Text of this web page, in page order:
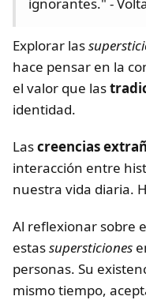
Explorar las
hace pensar en la
el valor que las
identidad.
Lascreencias
interacción entre
nuestra vida diaria.
Al reflexionar sobre
estassupersticiones
personas. Su
mismo tiempo,